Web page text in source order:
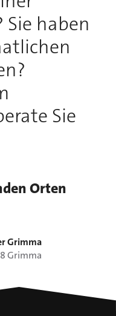
haben
Sie
Orten
Grimma
Grimma